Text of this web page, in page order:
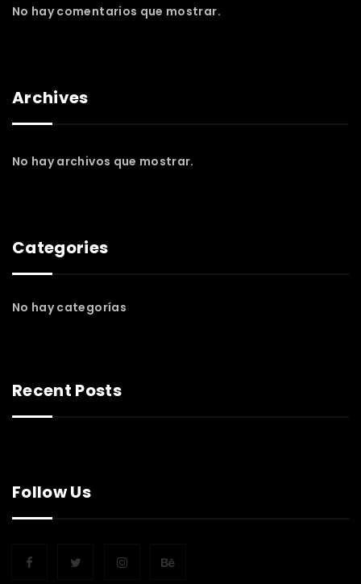
No hay comentarios que mostrar.
Archives
No hay archivos que mostrar.
Categories
No hay categorías
Recent Posts
Follow Us